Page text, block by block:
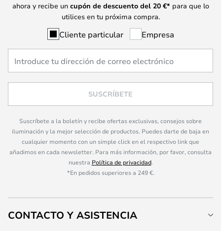
ahora y recibe un cupón de descuento del 20 €* para que lo
utilices en tu próxima compra.
Cliente particular Empresa
SUSCRÍBETE
Suscríbete a la boletín y recibe ofertas exclusivas, consejos sobre
iluminación y la mejor selección de productos. Puedes darte de baja en
cualquier momento con un simple click en el respectivo link que
añadimos en cada newsletter. Para más información, por favor, consulta
nuestra Política de privacidad.
*En pedidos superiores a 249 €.
CONTACTO Y ASISTENCIA